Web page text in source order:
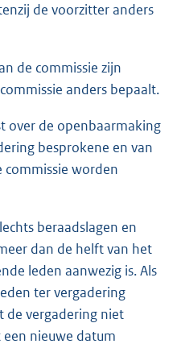
de voorzitter anders
de commissie zijn
anders bepaalt.
over de openbaarmaking
besprokene en van
commissie worden
beraadslagen en
dan de helft van het
leden aanwezig is. Als
ter vergadering
de vergadering niet
nieuwe datum